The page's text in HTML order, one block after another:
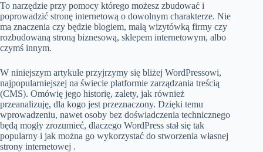
To narzędzie przy pomocy którego możesz zbudować i
poprowadzić stronę internetową o dowolnym charakterze. Nie
ma znaczenia czy będzie blogiem, małą wizytówką firmy czy
rozbudowaną stroną biznesową, sklepem internetowym, albo
czymś innym.
W niniejszym artykule przyjrzymy się bliżej WordPressowi,
najpopularniejszej na świecie platformie zarządzania treścią
(CMS). Omówię jego historię, zalety, jak również
przeanalizuję, dla kogo jest przeznaczony. Dzięki temu
wprowadzeniu, nawet osoby bez doświadczenia technicznego
będą mogły zrozumieć, dlaczego WordPress stał się tak
popularny i jak można go wykorzystać do stworzenia własnej
strony internetowej .